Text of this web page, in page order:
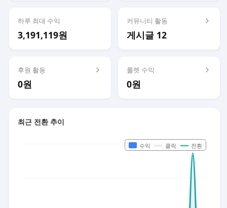
하루 최대 수익
3,191,119원
커뮤니티 활동
게시글 12
후원 활동
0원
룰렛 수익
0원
최근 전환 추이